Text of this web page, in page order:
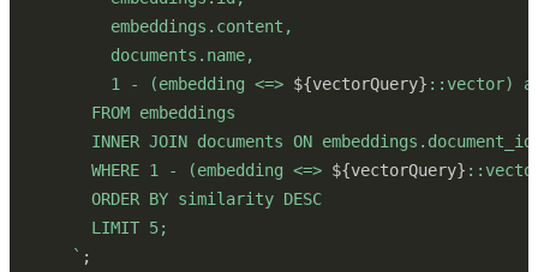
        1 - (embedding <=>
${vectorQuery}
      WHERE 1 - (embedding <=>
${vectorQuery}
` ;